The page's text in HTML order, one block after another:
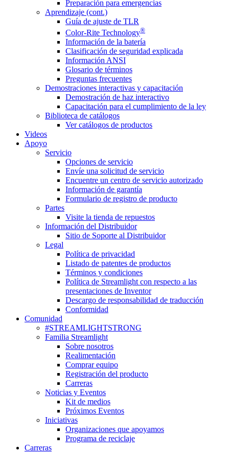
Preparación para emergencias
Aprendizaje (cont.)
Guía de ajuste de TLR
Color-Rite Technology®
Información de la batería
Clasificación de seguridad explicada
Información ANSI
Glosario de términos
Preguntas frecuentes
Demostraciones interactivas y capacitación
Demostración de haz interactivo
Capacitación para el cumplimiento de la ley
Biblioteca de catálogos
Ver catálogos de productos
Videos
Apoyo
Servicio
Opciones de servicio
Envíe una solicitud de servicio
Encuentre un centro de servicio autorizado
Información de garantía
Formulario de registro de producto
Partes
Visite la tienda de repuestos
Información del Distribuidor
Sitio de Soporte al Distribuidor
Legal
Política de privacidad
Listado de patentes de productos
Términos y condiciones
Política de Streamlight con respecto a las
presentaciones de Inventor
Descargo de responsabilidad de traducción
Conformidad
Comunidad
#STREAMLIGHTSTRONG
Familia Streamlight
Sobre nosotros
Realimentación
Comprar equipo
Registración del producto
Carreras
Noticias y Eventos
Kit de medios
Próximos Eventos
Iniciativas
Organizaciones que apoyamos
Programa de reciclaje
Carreras